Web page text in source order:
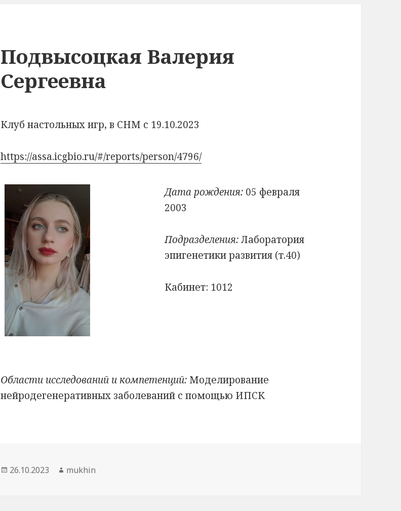
Подвысоцкая Валерия
Сергеевна
Клуб настольных игр, в СНМ с 19.10.2023
https://assa.icgbio.ru/#/reports/person/4796/
Дата рождения:05 февраля
2003
Подразделения:Лаборатория
эпигенетики развития (т.40)
Кабинет: 1012
Области исследований и компетенций: Моделирование
нейродегенеративных заболеваний с помощью ИПСК
Опубликовано
26.10.2023 Автор
mukhin